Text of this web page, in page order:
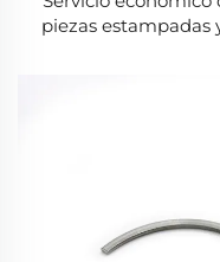
piezas estampadas